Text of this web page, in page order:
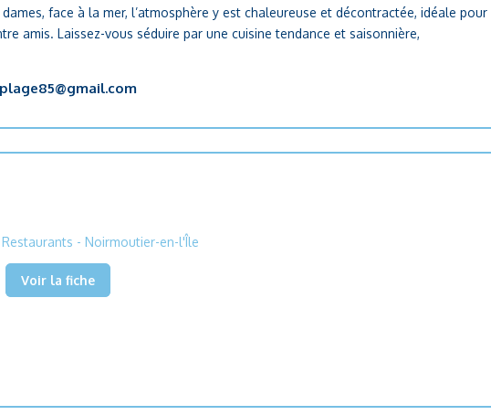
face à la mer, l’atmosphère y est chaleureuse et décontractée, idéale pour
amis. Laissez-vous séduire par une cuisine tendance et saisonnière,
Restaurants - Noirmoutier-en-l'Île
Voir la fiche